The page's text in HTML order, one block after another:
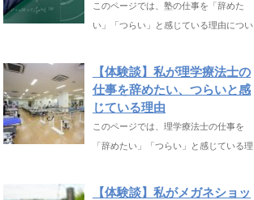
このページでは、塾の仕事を「辞めた
い」「つらい」と感じている理由につい
【体験談】私が理学療法士の
仕事を辞めたい、つらいと感
じている理由
このページでは、理学療法士の仕事を
「辞めたい」「つらい」と感じている理
【体験談】私がメガネショッ